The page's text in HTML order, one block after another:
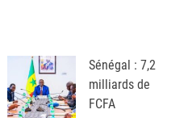
Sénégal : 7,2
milliards de
FCFA